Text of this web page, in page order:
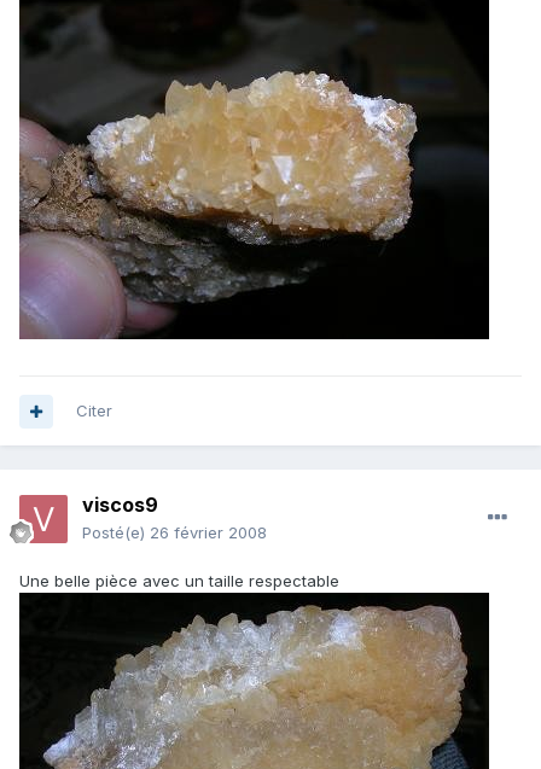
Citer
viscos9
Posté(e) 26 février 2008
Une belle pièce avec un taille respectable